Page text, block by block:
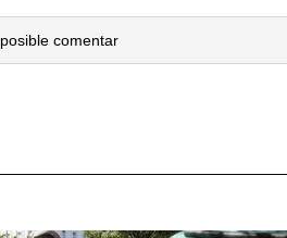
comentar